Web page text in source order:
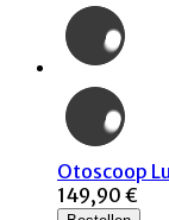
Otoscoop
149,90 €